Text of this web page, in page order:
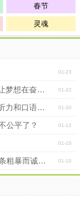
春节
灵魂
01-23
01-22
写给高三学子们：让心在劳作中单纯，让梦想在奋斗中永恒
01-20
俞敏洪学英语的方法和技巧：重在提高听力和口语水平
01-12
公平了？
01-10
01-10
如何写出高质量的文章？关于写作的25条粗暴而诚挚的建议